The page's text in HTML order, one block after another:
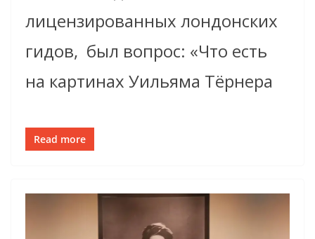
лицензированных лондонских
гидов, был вопрос: «Что есть
на картинах Уильяма Тёрнера
Read more